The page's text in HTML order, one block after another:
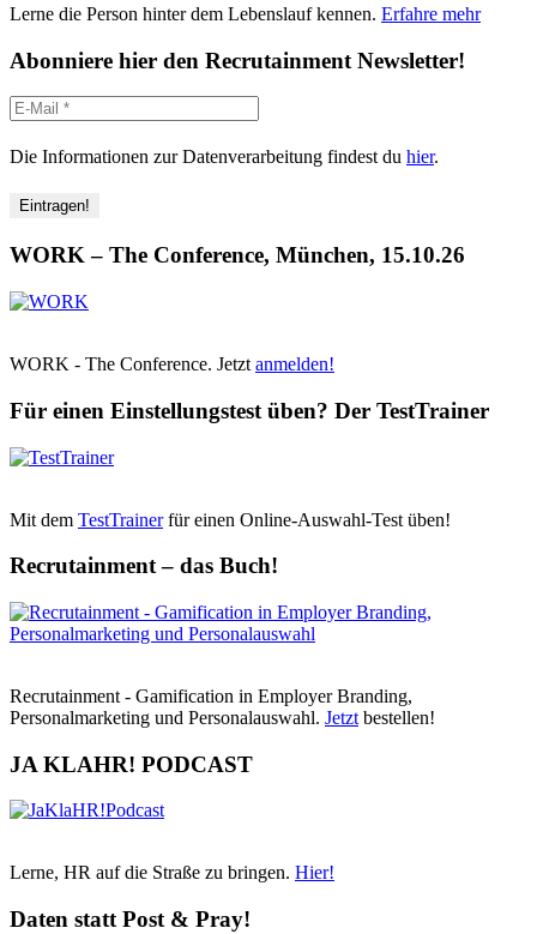
Lerne die Person hinter dem Lebenslauf kennen. Erfahre mehr
Abonniere hier den Recrutainment Newsletter!
Die Informationen zur Datenverarbeitung findest du hier.
WORK – The Conference, München, 15.10.26
WORK - The Conference. Jetzt anmelden!
Für einen Einstellungstest üben? Der TestTrainer
Mit dem TestTrainerfür einen Online-Auswahl-Test üben!
Recrutainment – das Buch!
Recrutainment - Gamification in Employer Branding,
Personalmarketing und Personalauswahl. Jetzt bestellen!
JA KLAHR! PODCAST
Lerne, HR auf die Straße zu bringen. Hier!
Daten statt Post & Pray!